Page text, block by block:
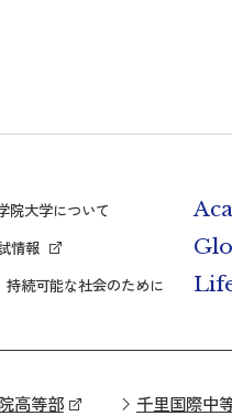
院大学について
情報
持続可能な社会のために
高等部 千里国際中